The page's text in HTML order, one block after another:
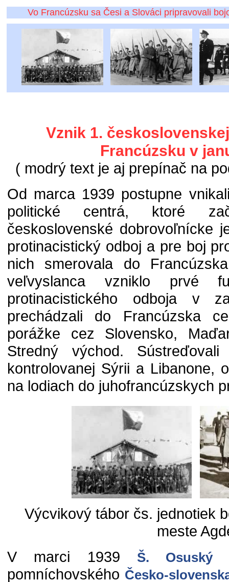
Vo Francúzsku sa Česi a Slováci pripravovali
Vznik 1.
Francúzsku v
( modrý text je aj prepínač na
Od marca 1939 postupne
politické centrá, ktoré
československé dobrovoľnícke
protinacistický odboj a pre boj
nich smerovala do
veľvyslanca vzniklo prvé
protinacistického odboja v
prechádzali do Francúzska
porážke cez Slovensko,
Stredný východ.
kontrolovanej Sýrii a Libanone,
na lodiach do juhofrancúzskych
Výcvikový tábor čs. jednotiek
meste
V marci 1939
Š. Osuský
pomníchovského Česko-